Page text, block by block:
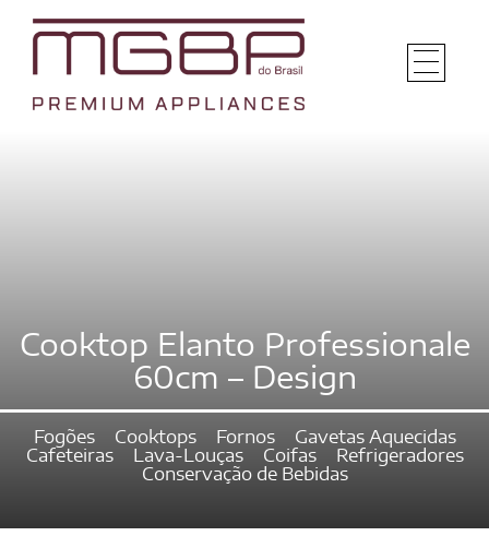
Cooktop Elanto Professionale
60cm – Design
Fogões Cooktops Fornos
Gavetas Aquecidas
Cafeteiras
Lava-Louças Coifas
Refrigeradores
Conservação de Bebidas